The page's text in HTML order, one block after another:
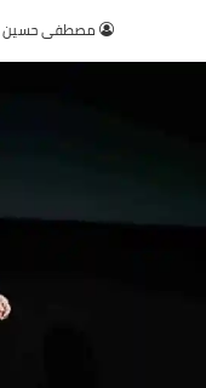
مصطفى حسين